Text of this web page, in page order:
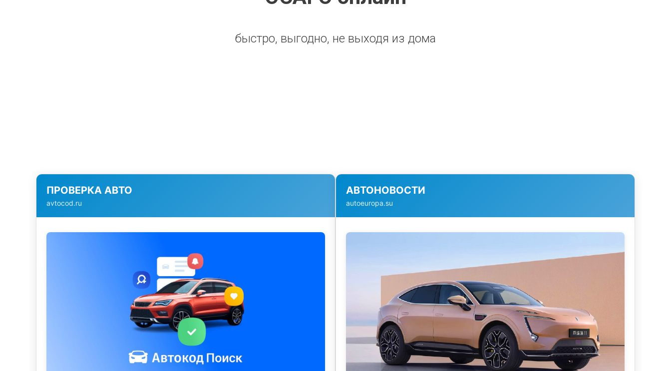
быстро, выгодно, не выходя из дома
ПРОВЕРКА АВТО
avtocod.ru
АВТОНОВОСТИ
autoeuropa.su